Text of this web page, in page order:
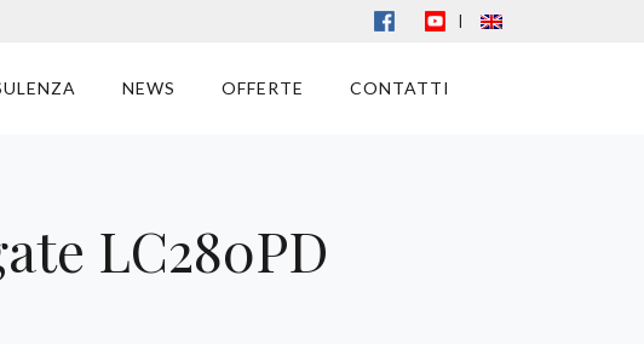
|
NEWS OFFERTE CONTATTI
LC280PD